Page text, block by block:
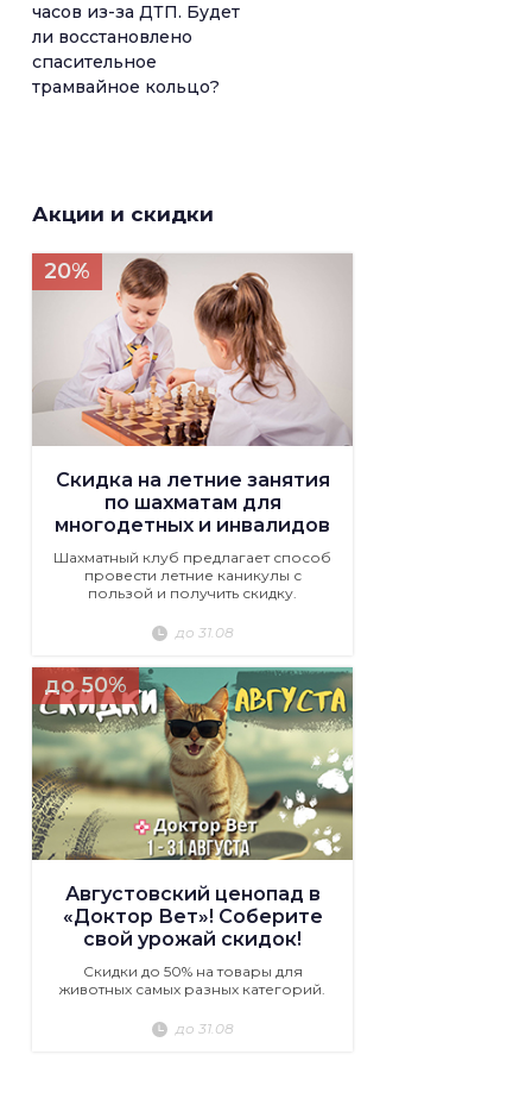
часов из-за ДТП. Будет
ли восстановлено
спасительное
трамвайное кольцо?
Акции и скидки
20%
Скидка на летние занятия
по шахматам для
многодетных и инвалидов
Шахматный клуб предлагает способ
провести летние каникулы с
пользой и получить скидку.
до 31.08
до 50%
Августовский ценопад в
«Доктор Вет»! Соберите
свой урожай скидок!
Скидки до 50% на товары для
животных самых разных категорий.
до 31.08